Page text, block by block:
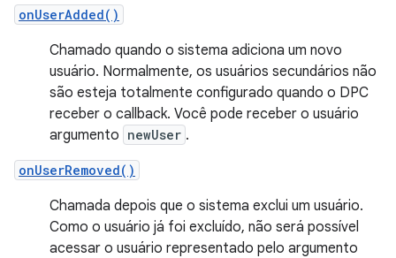
onUserAdded()
Chamado quando o sistema adiciona um novo
usuário. Normalmente, os usuários secundários não
são esteja totalmente configurado quando o DPC
receber o callback. Você pode receber o usuário
argumento newUser .
onUserRemoved()
Chamada depois que o sistema exclui um usuário.
Como o usuário já foi excluído, não será possível
acessar o usuário representado pelo argumento